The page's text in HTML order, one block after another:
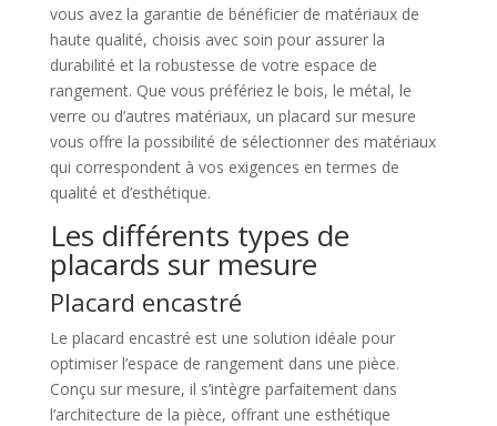
vous avez la garantie de bénéficier de matériaux de
haute qualité, choisis avec soin pour assurer la
durabilité et la robustesse de votre espace de
rangement. Que vous préfériez le bois, le métal, le
verre ou d’autres matériaux, un placard sur mesure
vous offre la possibilité de sélectionner des matériaux
qui correspondent à vos exigences en termes de
qualité et d’esthétique.
Les différents types de
placards sur mesure
Placard encastré
Le placard encastré est une solution idéale pour
optimiser l’espace de rangement dans une pièce.
Conçu sur mesure, il s’intègre parfaitement dans
l’architecture de la pièce, offrant une esthétique